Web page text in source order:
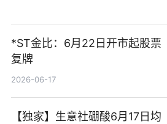
*ST金比：6月22日开市起股票
复牌
2026-06-17
【独家】生意社硼酸6月17日均